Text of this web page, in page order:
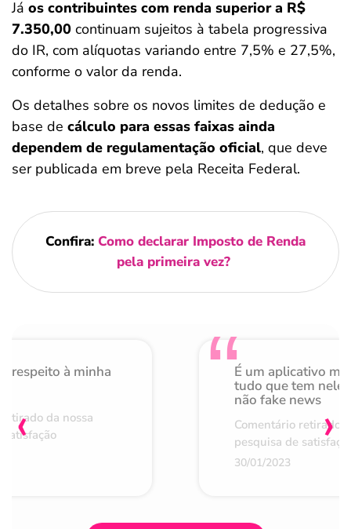
Já os contribuintes com renda superior a R$
7.350,00 continuam sujeitos à tabela progressiva
do IR, com alíquotas variando entre 7,5% e 27,5%,
conforme o valor da renda.
Os detalhes sobre os novos limites de dedução e
base de cálculo para essas faixas ainda
dependem de regulamentação oficial, que deve
ser publicada em breve pela Receita Federal.
Confira: Como declarar Imposto de Renda
pela primeira vez?
respeito à minha
da nossa
É um aplicativo
tudo que tem nele
não fake news
Comentário retirado
pesquisa de
30/01/2023
‹ ›